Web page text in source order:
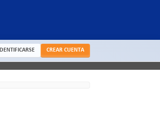
IDENTIFICARSE CREAR CUENTA